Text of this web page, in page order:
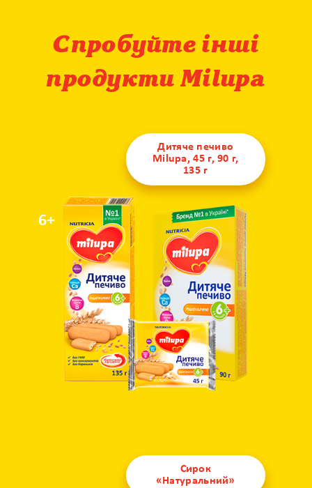
Спробуйте інші
продукти Milupa
Дитяче печиво
Milupa, 45 г, 90 г,
135 г
6+
Сирок
«Натуральний»